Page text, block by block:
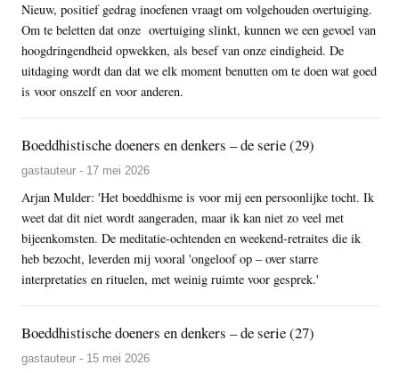
Nieuw, positief gedrag inoefenen vraagt om volgehouden overtuiging.
Om te beletten dat onze overtuiging slinkt, kunnen we een gevoel van
hoogdringendheid opwekken, als besef van onze eindigheid. De
uitdaging wordt dan dat we elk moment benutten om te doen wat goed
is voor onszelf en voor anderen.
Boeddhistische doeners en denkers – de serie (29)
gastauteur - 17 mei 2026
Arjan Mulder: 'Het boeddhisme is voor mij een persoonlijke tocht. Ik
weet dat dit niet wordt aangeraden, maar ik kan niet zo veel met
bijeenkomsten. De meditatie-ochtenden en weekend-retraites die ik
heb bezocht, leverden mij vooral 'ongeloof op – over starre
interpretaties en rituelen, met weinig ruimte voor gesprek.'
Boeddhistische doeners en denkers – de serie (27)
gastauteur - 15 mei 2026